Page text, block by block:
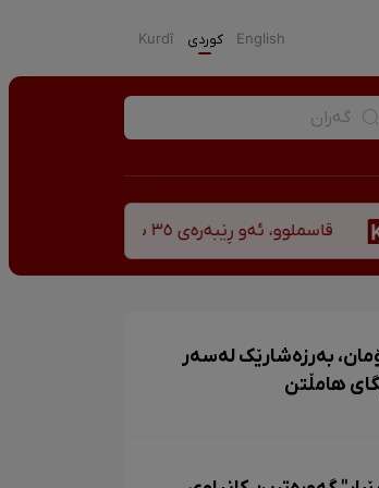
English كوردی Kurdî
ڕێبەرەی ٣٥ ساڵ پاش شەهید بوونیشی ڕێبازەکەی هەر زیندووە
بەرزەشارێک لەسەر
هامڵتن